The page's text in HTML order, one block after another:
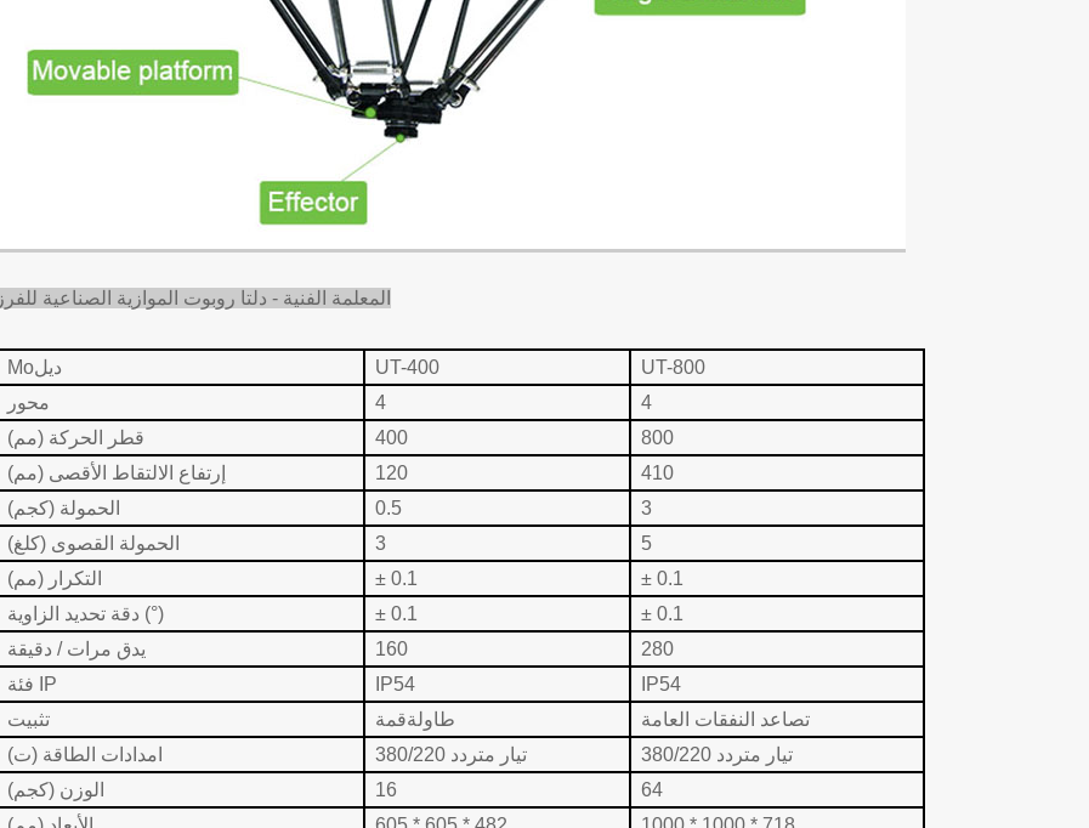
المعلمة الفنية - دلتا روبوت الموازية الصناعية للفرز
Moديل UT-400
UT-800
محور
4
4
قطر الحركة (مم)
400
800
إرتفاع الالتقاط الأقصى (مم)
120
410
الحمولة (كجم)
0.5
3
الحمولة القصوى (كلغ)
3
5
التكرار (مم)
± 0.1
± 0.1
دقة تحديد الزاوية (°)
± 0.1
± 0.1
يدق مرات / دقيقة
160
280
فئة IP
IP54
IP54
تثبيت
طاولةقمة
تصاعد النفقات العامة
امدادات الطاقة (ت)
تيار متردد 380/220
تيار متردد 380/220
الوزن (كجم)
16
64